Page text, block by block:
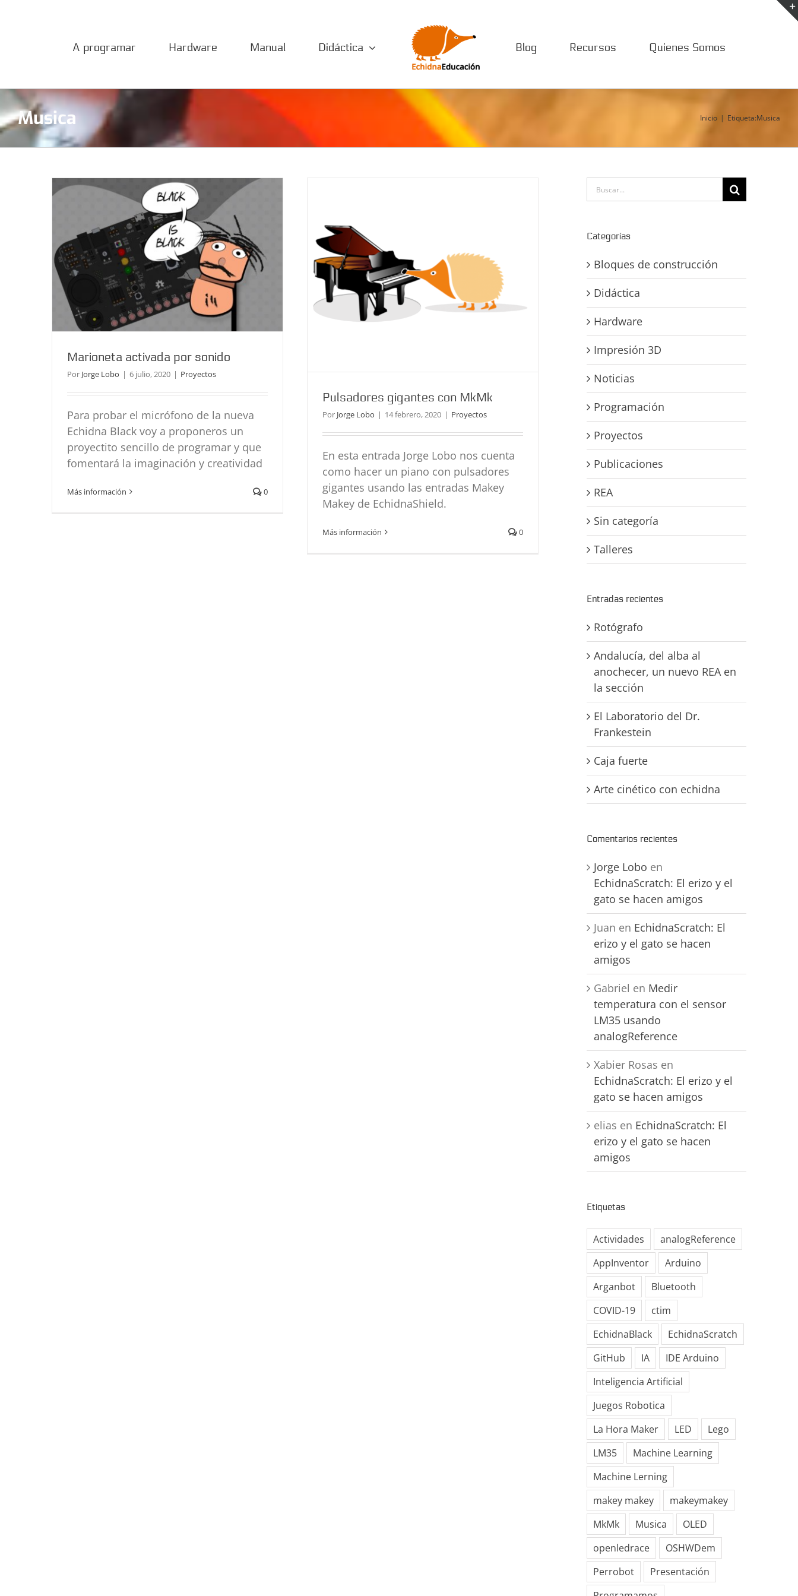
A programar Hardware Manual Didáctica Blog Recursos Quienes Somos
Musica Inicio Etiqueta:Musica
Marioneta activada por sonido
Marioneta activada por sonido
Por Jorge Lobo | 6 julio, 2020 | Proyectos
Para probar el micrófono de la nueva
Echidna Black voy a proponeros un
proyectito sencillo de programar y que
fomentará la imaginación y creatividad
Más información 0
Pulsadores gigantes con MkMk
Proyectos
Pulsadores gigantes con MkMk
Por Jorge Lobo | 14 febrero, 2020 | Proyectos
En esta entrada Jorge Lobo nos cuenta
como hacer un piano con pulsadores
gigantes usando las entradas Makey
Makey de EchidnaShield.
Más información 0
Buscar:
Categorías
Bloques de construcción
Didáctica
Hardware
Impresión 3D
Noticias
Programación
Proyectos
Publicaciones
REA
Sin categoría
Talleres
Entradas recientes
Rotógrafo
Andalucía, del alba al
anochecer, un nuevo REA en
la sección
El Laboratorio del Dr.
Frankestein
Caja fuerte
Arte cinético con echidna
Comentarios recientes
Jorge Lobo en
EchidnaScratch: El erizo y el
gato se hacen amigos
Juan en EchidnaScratch: El
erizo y el gato se hacen
amigos
Gabriel en Medir
temperatura con el sensor
LM35 usando
analogReference
Xabier Rosas en
EchidnaScratch: El erizo y el
gato se hacen amigos
elias en EchidnaScratch: El
erizo y el gato se hacen
amigos
Etiquetas
Actividades
analogReference
AppInventor
Arduino
Arganbot
Bluetooth
COVID-19
ctim
EchidnaBlack
EchidnaScratch
GitHub
IA
IDE Arduino
Inteligencia Artificial
Juegos Robotica
La Hora Maker
LED
Lego
LM35
Machine Learning
Machine Lerning
makey makey
makeymakey
MkMk
Musica
OLED
openledrace
OSHWDem
Perrobot
Presentación